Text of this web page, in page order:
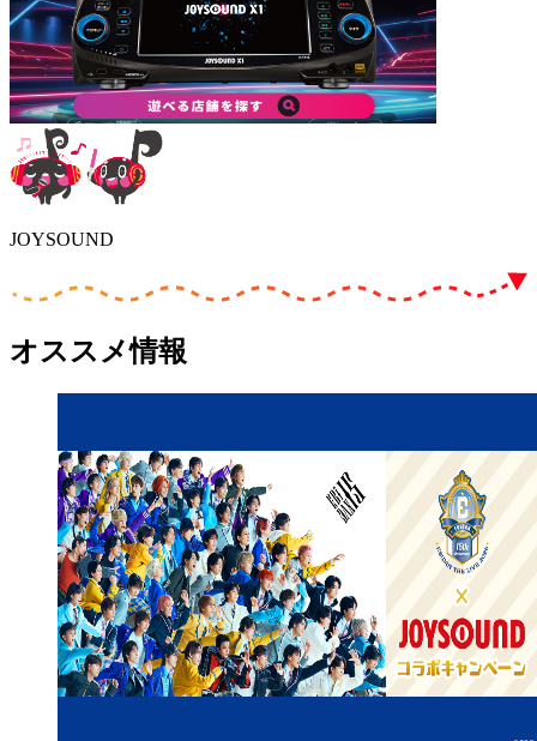
JOYSOUND
オススメ情報